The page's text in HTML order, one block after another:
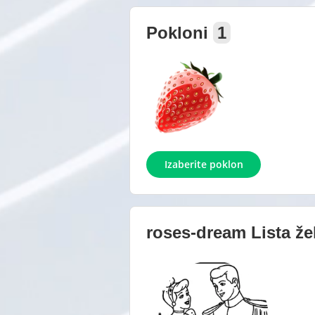
Pokloni 1
Izaberite poklon
roses-dream Lista